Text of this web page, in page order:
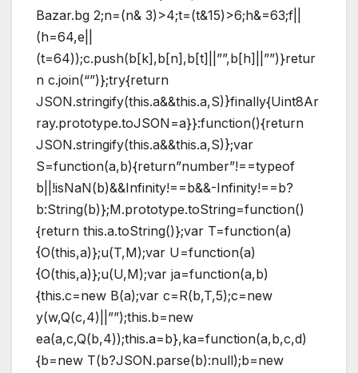
Bazar.bg 2;n=(n& 3)>4;t=(t&15)>6;h&=63;f||
(h=64,e||
(t=64));c.push(b[k],b[n],b[t]||””,b[h]||””)}retur
n c.join(“”)};try{return
JSON.stringify(this.a&&this.a,S)}finally{Uint8Ar
ray.prototype.toJSON=a}}:function(){return
JSON.stringify(this.a&&this.a,S)};var
S=function(a,b){return”number”!==typeof
b||!isNaN(b)&&Infinity!==b&&-Infinity!==b?
b:String(b)};M.prototype.toString=function()
{return this.a.toString()};var T=function(a)
{O(this,a)};u(T,M);var U=function(a)
{O(this,a)};u(U,M);var ja=function(a,b)
{this.c=new B(a);var c=R(b,T,5);c=new
y(w,Q(c,4)||””);this.b=new
ea(a,c,Q(b,4));this.a=b},ka=function(a,b,c,d)
{b=new T(b?JSON.parse(b):null);b=new